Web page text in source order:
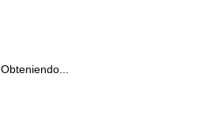
Obteniendo...